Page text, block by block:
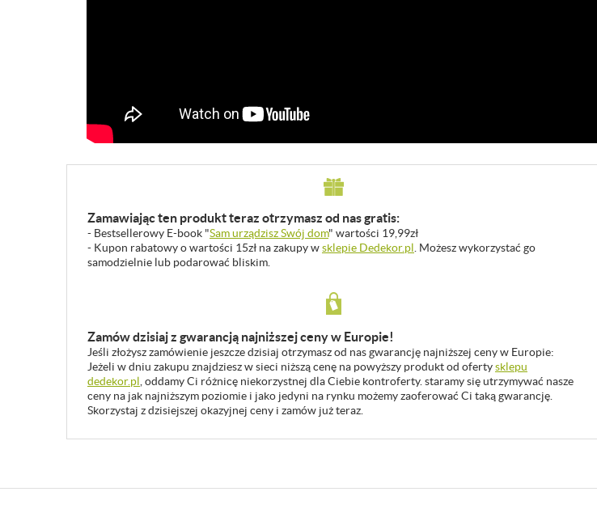
Zamawiając ten produkt teraz otrzymasz od nas gratis:
- Bestsellerowy E-book "Sam urządzisz Swój dom" wartości 19,99zł
- Kupon rabatowy o wartości 15zł na zakupy wsklepie Dedekor.pl . Możesz wykorzystać go
samodzielnie lub podarować bliskim.
Zamów dzisiaj z gwarancją najniższej ceny w Europie!
Jeśli złożysz zamówienie jeszcze dzisiaj otrzymasz od nas gwarancję najniższej ceny w Europie:
Jeżeli w dniu zakupu znajdziesz w sieci niższą cenę na powyższy produkt od ofertysklepu
dedekor.pl , oddamy Ci różnicę niekorzystnej dla Ciebie kontroferty. staramy się utrzymywać nasze
ceny na jak najniższym poziomie i jako jedyni na rynku możemy zaoferować Ci taką gwarancję.
Skorzystaj z dzisiejszej okazyjnej ceny i zamów już teraz.